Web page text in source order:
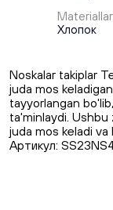
Materiallar
Хлопок
Noskalar takiplar
juda mos
tayyorlangan
ta'minlaydi. Ushbu
juda mos keladi
Артикул: